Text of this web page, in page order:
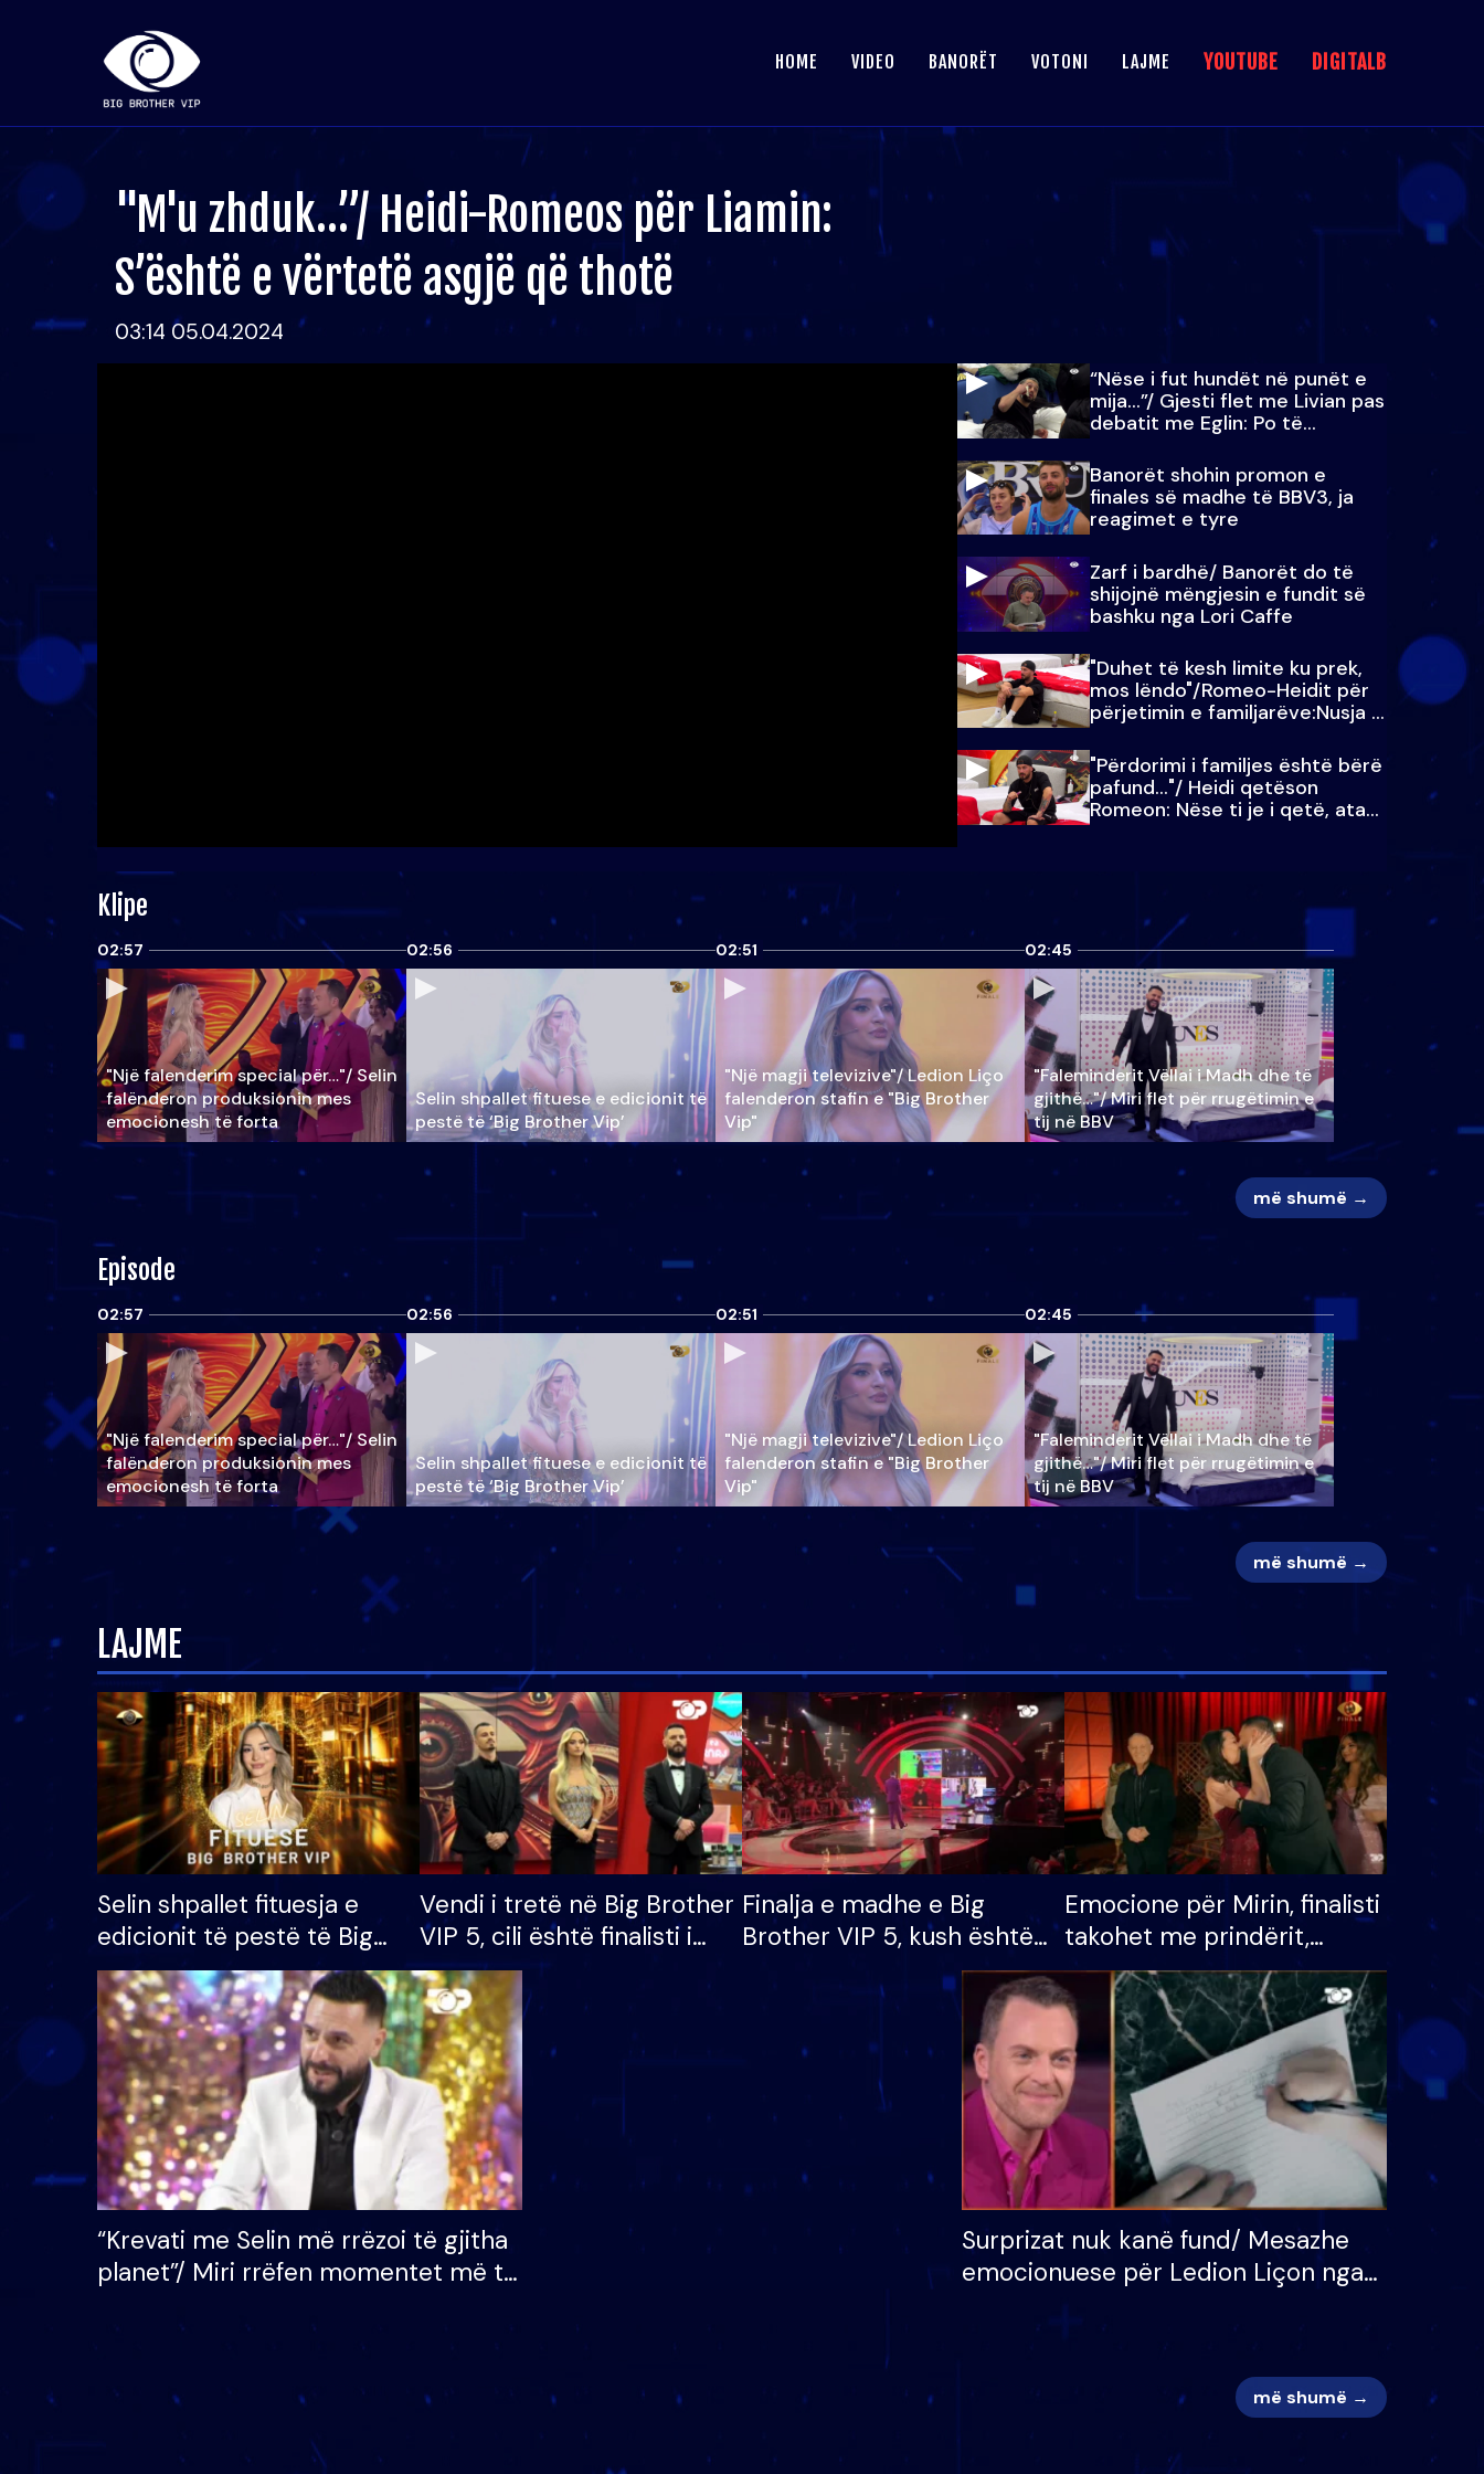
HOME VIDEO BANORËT VOTONI LAJME YOUTUBE DIGITALB
"M'u zhduk…”/ Heidi-Romeos për Liamin:
S’është e vërtetë asgjë që thotë
03:14 05.04.2024
“Nëse i fut hundët në punët e
mija…”/ Gjesti flet me Livian pas
debatit me Eglin: Po të
paralajmëroj
Banorët shohin promon e
finales së madhe të BBV3, ja
reagimet e tyre
Zarf i bardhë/ Banorët do të
shijojnë mëngjesin e fundit së
bashku nga Lori Caffe
"Duhet të kesh limite ku prek,
mos lëndo"/Romeo-Heidit për
përjetimin e familjarëve:Nusja e
Julit…
"Përdorimi i familjes është bërë
pafund…"/ Heidi qetëson
Romeon: Nëse ti je i qetë, ata
qetësohen
Klipe
02:57
"Një falenderim special për…"/ Selin
falënderon produksionin mes
emocionesh të forta
02:56
Selin shpallet fituese e edicionit të
pestë të ‘Big Brother Vip’
02:51
"Një magji televizive"/ Ledion Liço
falenderon stafin e "Big Brother
Vip"
02:45
"Faleminderit Vëllai i Madh dhe të
gjithë…"/ Miri flet për rrugëtimin e
tij në BBV
më shumë →
Episode
02:57
"Një falenderim special për…"/ Selin
falënderon produksionin mes
emocionesh të forta
02:56
Selin shpallet fituese e edicionit të
pestë të ‘Big Brother Vip’
02:51
"Një magji televizive"/ Ledion Liço
falenderon stafin e "Big Brother
Vip"
02:45
"Faleminderit Vëllai i Madh dhe të
gjithë…"/ Miri flet për rrugëtimin e
tij në BBV
më shumë →
LAJME
Selin shpallet fituesja e
edicionit të pestë të Big
Brother VIP, rrëmben
çmimin e madh prej 100
mijë eurosh
Vendi i tretë në Big Brother
VIP 5, cili është finalisti i
radhës që lë shtëpinë
Finalja e madhe e Big
Brother VIP 5, kush është
banori i parë që lë shtëpinë
dhe humb mundësinë për
të fituar çmimin e madh
Emocione për Mirin, finalisti
takohet me prindërit,
vajzën dhe bashkëshorten:
S’kemi ndonjë letër divorci
apo jo?
“Krevati me Selin më rrëzoi të gjitha
planet”/ Miri rrëfen momentet më të
mungojë zilja e mëngjesit kur…
Surprizat nuk kanë fund/ Mesazhe
emocionuese për Ledion Liçon nga
më shumë →